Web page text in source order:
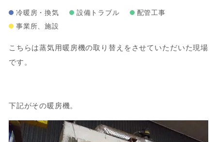
冷暖房・換気 設備トラブル
配管工事
事業所、施設
こちらは蒸気用暖房機の取り替えをさせていただいた現場
です。
下記がその暖房機。